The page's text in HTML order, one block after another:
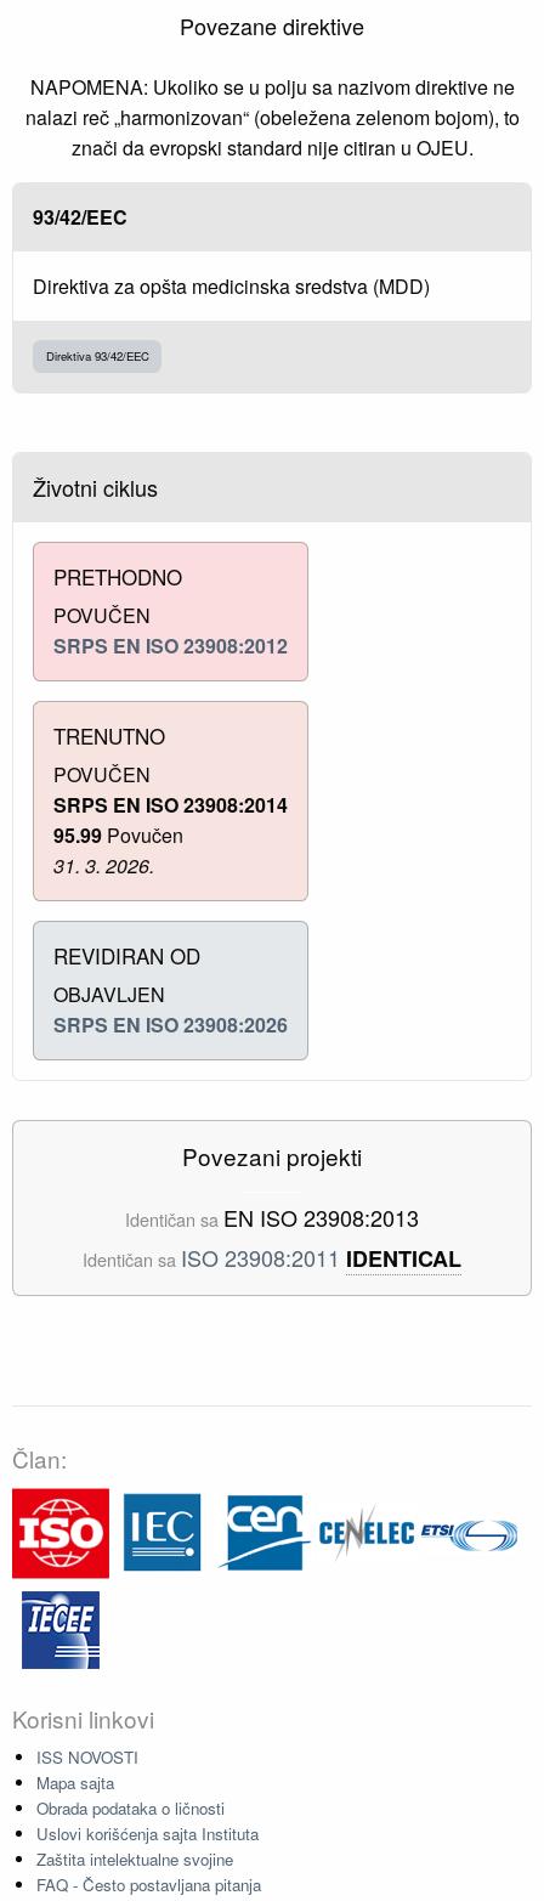
Povezane direktive
NAPOMENA: Ukoliko se u polju sa nazivom direktive ne
nalazi reč „harmonizovan“ (obeležena zelenom bojom), to
znači da evropski standard nije citiran u OJEU.
93/42/EEC
Direktiva za opšta medicinska sredstva (MDD)
Direktiva 93/42/EEC
Životni ciklus
PRETHODNO
POVUČEN
SRPS EN ISO 23908:2012
TRENUTNO
POVUČEN
SRPS EN ISO 23908:2014
95.99 Povučen
31. 3. 2026.
REVIDIRAN OD
OBJAVLJEN
SRPS EN ISO 23908:2026
Povezani projekti
Identičan sa EN ISO 23908:2013
Identičan sa ISO 23908:2011 IDENTICAL
Član:
Korisni linkovi
ISS NOVOSTI
Mapa sajta
Obrada podataka o ličnosti
Uslovi korišćenja sajta Instituta
Zaštita intelektualne svojine
FAQ - Često postavljana pitanja